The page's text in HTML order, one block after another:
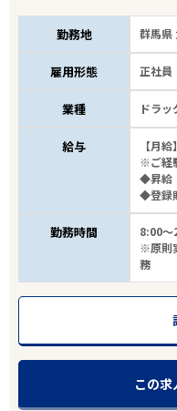
勤務地 群馬
雇用形態 正社員
業種 ドラッ
給与
【月
※ご経
◆昇給
◆登録
勤務時間
8:00～
※原則
務
この